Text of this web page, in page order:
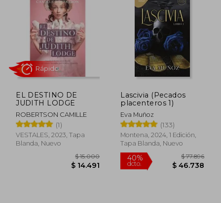
dcto. $ 39.896 dcto.
EL DESTINO DE
JUDITH LODGE
ROBERTSON CAMILLE
(1)
VESTALES, 2023, Tapa
Blanda, Nuevo
Lascivia (Pecados
placenteros 1)
Eva Muñoz
(133)
Montena, 2024, 1 Edición,
Tapa Blanda, Nuevo